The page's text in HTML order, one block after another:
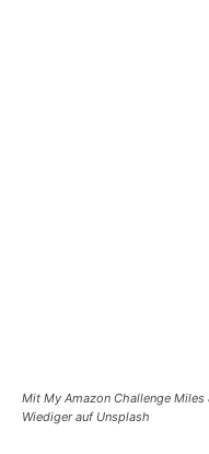
Mit My Amazon Challenge
Wiediger auf Unsplash